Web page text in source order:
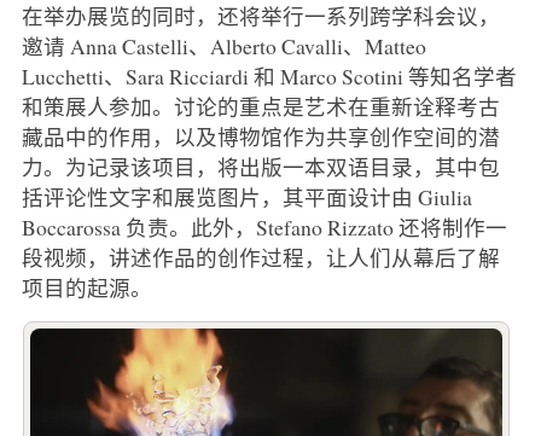
在举办展览的同时，还将举行一系列跨学科会议，
邀请 Anna Castelli、Alberto Cavalli、Matteo
Lucchetti、Sara Ricciardi 和 Marco Scotini 等知名学者
和策展人参加。讨论的重点是艺术在重新诠释考古
藏品中的作用，以及博物馆作为共享创作空间的潜
力。为记录该项目，将出版一本双语目录，其中包
括评论性文字和展览图片，其平面设计由 Giulia
Boccarossa 负责。此外，Stefano Rizzato 还将制作一
段视频，讲述作品的创作过程，让人们从幕后了解
项目的起源。